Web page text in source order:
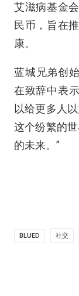
艾滋病基金
民币，旨在
康。
蓝城兄弟创
在致辞中表
以给更多人
这个纷繁的
的未来。”
BLUED 社交